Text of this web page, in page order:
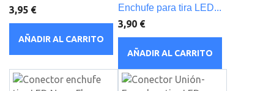
3,95 €
AÑADIR AL CARRITO
Enchufe para tira LED...
3,90 €
AÑADIR AL CARRITO